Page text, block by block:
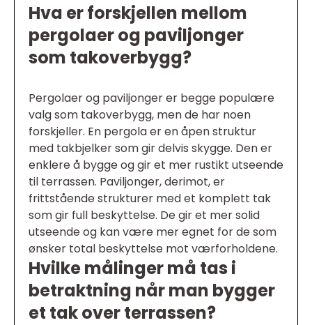
Hva er forskjellen mellom
pergolaer og paviljonger
som takoverbygg?
Pergolaer og paviljonger er begge populære
valg som takoverbygg, men de har noen
forskjeller. En pergola er en åpen struktur
med takbjelker som gir delvis skygge. Den er
enklere å bygge og gir et mer rustikt utseende
til terrassen. Paviljonger, derimot, er
frittstående strukturer med et komplett tak
som gir full beskyttelse. De gir et mer solid
utseende og kan være mer egnet for de som
ønsker total beskyttelse mot værforholdene.
Hvilke målinger må tas i
betraktning når man bygger
et tak over terrassen?